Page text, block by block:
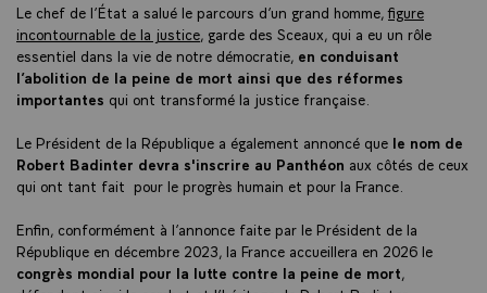
Le chef de l’État a salué le parcours d’un grand homme,figure
incontournable de la justice, garde des Sceaux, qui a eu un rôle
essentiel dans la vie de notre démocratie, en conduisant
l’abolition de la peine de mort ainsi que des réformes
importantes qui ont transformé la justice française.
Le Président de la République a également annoncé que le nom de
Robert Badinter devra s'inscrire au Panthéon aux côtés de ceux
qui ont tant fait pour le progrès humain et pour la France.
Enfin, conformément à l’annonce faite par le Président de la
République en décembre 2023, la France accueillera en 2026 le
congrès mondial pour la lutte contre la peine de mort,